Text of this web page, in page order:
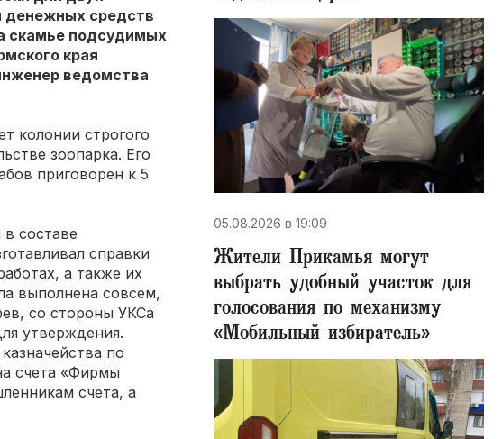
денежных средств
скамье подсудимых
края
ведомства
колонии строгого
зоопарка. Его
приговорен к 5
составе
справки
а также их
выполнена совсем,
со стороны УКСа
утверждения.
по
счета «Фирмы
счета, а
05.08.2026 в 19:09
Жители Прикамья могут
выбрать удобный участок для
голосования по механизму
«Мобильный избиратель»